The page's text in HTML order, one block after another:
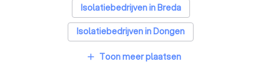
Interieurstylisten in Made
Stoffeerders in Made
Meubelmakers in Made
Klusjesmannen in Made
Isolatiebedrijven in Breda
Isolatiebedrijven in Dongen
Isolatiebedrijven in Rijen
Isolatiebedrijven in Bavel
add Toon meer plaatsen